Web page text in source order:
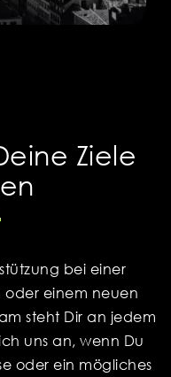
Ziele
bei einer
oder einem neuen
steht Dir an jedem
uns an, wenn Du
oder ein mögliches